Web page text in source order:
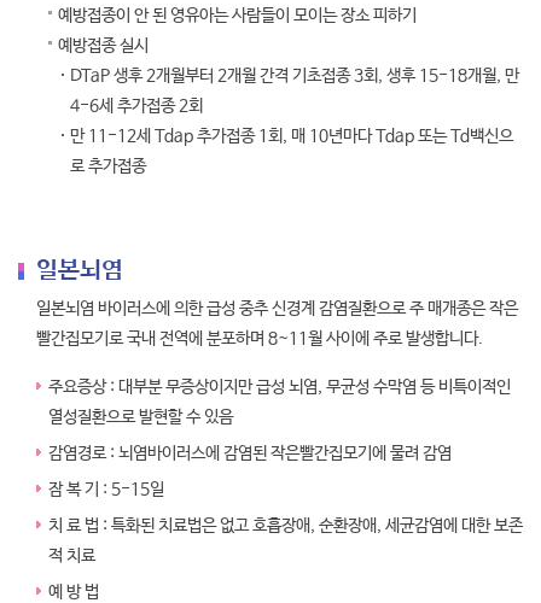
예방접종이 안 된 영유아는 사람들이 모이는 장소 피하기
예방접종 실시
DTaP 생후 2개월부터 2개월 간격 기초접종 3회, 생후 15-18개월, 만
4-6세 추가접종 2회
만 11-12세 Tdap 추가접종 1회, 매 10년마다 Tdap 또는 Td백신으
로 추가접종
일본뇌염
일본뇌염 바이러스에 의한 급성 중추 신경계 감염질환으로 주 매개종은 작은
빨간집모기로 국내 전역에 분포하며 8~11월 사이에 주로 발생합니다.
주요증상 : 대부분 무증상이지만 급성 뇌염, 무균성 수막염 등 비특이적인
열성질환으로 발현할 수 있음
감염경로 : 뇌염바이러스에 감염된 작은빨간집모기에 물려 감염
잠 복 기 : 5-15일
치 료 법 : 특화된 치료법은 없고 호흡장애, 순환장애, 세균감염에 대한 보존
적 치료
예 방 법